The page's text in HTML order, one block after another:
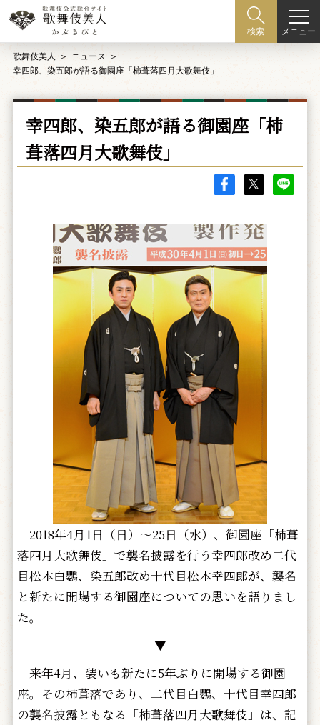
検索 メニュー
歌舞伎美人
ニュース
幸四郎、染五郎が語る御園座「柿葺落四月大歌舞伎」
幸四郎、染五郎が語る御園座「柿
葺落四月大歌舞伎」
2018年4月1日（日）～25日（水）、御園座「柿葺
落四月大歌舞伎」で襲名披露を行う幸四郎改め二代
目松本白鸚、染五郎改め十代目松本幸四郎が、襲名
と新たに開場する御園座についての思いを語りまし
た。
▼
来年4月、装いも新たに5年ぶりに開場する御園
座。その柿葺落であり、二代目白鸚、十代目幸四郎
の襲名披露ともなる「柿葺落四月大歌舞伎」は、記